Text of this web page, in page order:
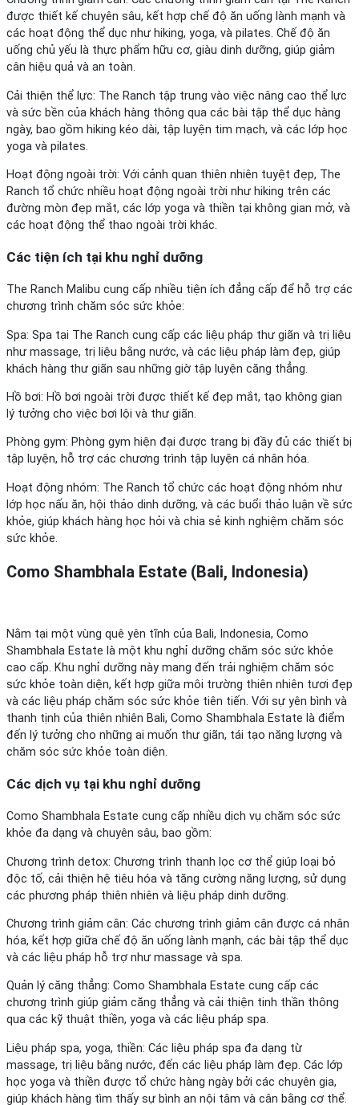
được thiết kế chuyên sâu, kết hợp chế độ ăn uống lành mạnh và
các hoạt động thể dục như hiking, yoga, và pilates. Chế độ ăn
uống chủ yếu là thực phẩm hữu cơ, giàu dinh dưỡng, giúp giảm
cân hiệu quả và an toàn.
Cải thiện thể lực: The Ranch tập trung vào việc nâng cao thể lực
và sức bền của khách hàng thông qua các bài tập thể dục hàng
ngày, bao gồm hiking kéo dài, tập luyện tim mạch, và các lớp học
yoga và pilates.
Hoạt động ngoài trời: Với cảnh quan thiên nhiên tuyệt đẹp, The
Ranch tổ chức nhiều hoạt động ngoài trời như hiking trên các
đường mòn đẹp mắt, các lớp yoga và thiền tại không gian mở, và
các hoạt động thể thao ngoài trời khác.
Các tiện ích tại khu nghỉ dưỡng
The Ranch Malibu cung cấp nhiều tiện ích đẳng cấp để hỗ trợ các
chương trình chăm sóc sức khỏe:
Spa: Spa tại The Ranch cung cấp các liệu pháp thư giãn và trị liệu
như massage, trị liệu bằng nước, và các liệu pháp làm đẹp, giúp
khách hàng thư giãn sau những giờ tập luyện căng thẳng.
Hồ bơi: Hồ bơi ngoài trời được thiết kế đẹp mắt, tạo không gian
lý tưởng cho việc bơi lội và thư giãn.
Phòng gym: Phòng gym hiện đại được trang bị đầy đủ các thiết bị
tập luyện, hỗ trợ các chương trình tập luyện cá nhân hóa.
Hoạt động nhóm: The Ranch tổ chức các hoạt động nhóm như
lớp học nấu ăn, hội thảo dinh dưỡng, và các buổi thảo luận về sức
khỏe, giúp khách hàng học hỏi và chia sẻ kinh nghiệm chăm sóc
sức khỏe.
Como Shambhala Estate (Bali, Indonesia)
Nằm tại một vùng quê yên tĩnh của Bali, Indonesia, Como
Shambhala Estate là một khu nghỉ dưỡng chăm sóc sức khỏe
cao cấp. Khu nghỉ dưỡng này mang đến trải nghiệm chăm sóc
sức khỏe toàn diện, kết hợp giữa môi trường thiên nhiên tươi đẹp
và các liệu pháp chăm sóc sức khỏe tiên tiến. Với sự yên bình và
thanh tịnh của thiên nhiên Bali, Como Shambhala Estate là điểm
đến lý tưởng cho những ai muốn thư giãn, tái tạo năng lượng và
chăm sóc sức khỏe toàn diện.
Các dịch vụ tại khu nghỉ dưỡng
Como Shambhala Estate cung cấp nhiều dịch vụ chăm sóc sức
khỏe đa dạng và chuyên sâu, bao gồm:
Chương trình detox: Chương trình thanh lọc cơ thể giúp loại bỏ
độc tố, cải thiện hệ tiêu hóa và tăng cường năng lượng, sử dụng
các phương pháp thiên nhiên và liệu pháp dinh dưỡng.
Chương trình giảm cân: Các chương trình giảm cân được cá nhân
hóa, kết hợp giữa chế độ ăn uống lành mạnh, các bài tập thể dục
và các liệu pháp hỗ trợ như massage và spa.
Quản lý căng thẳng: Como Shambhala Estate cung cấp các
chương trình giúp giảm căng thẳng và cải thiện tinh thần thông
qua các kỹ thuật thiền, yoga và các liệu pháp spa.
Liệu pháp spa, yoga, thiền: Các liệu pháp spa đa dạng từ
massage, trị liệu bằng nước, đến các liệu pháp làm đẹp. Các lớp
học yoga và thiền được tổ chức hàng ngày bởi các chuyên gia,
giúp khách hàng tìm thấy sự bình an nội tâm và cân bằng cơ thể.